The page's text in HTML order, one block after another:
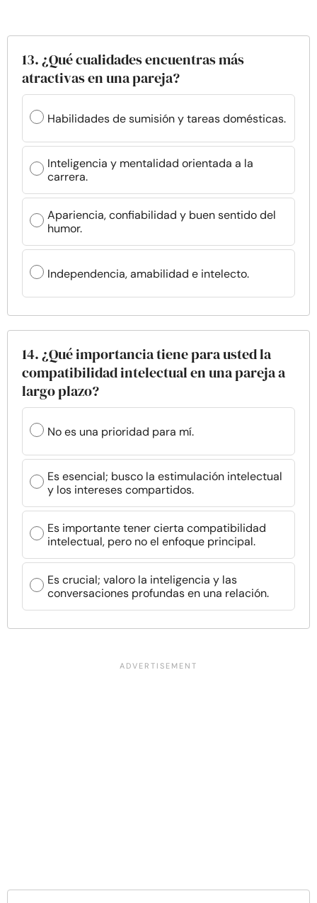
13. ¿Qué cualidades encuentras más
atractivas en una pareja?
Habilidades de sumisión y tareas domésticas.
Inteligencia y mentalidad orientada a la
carrera.
Apariencia, confiabilidad y buen sentido del
humor.
Independencia, amabilidad e intelecto.
14. ¿Qué importancia tiene para usted la
compatibilidad intelectual en una pareja a
largo plazo?
No es una prioridad para mí.
Es esencial; busco la estimulación intelectual
y los intereses compartidos.
Es importante tener cierta compatibilidad
intelectual, pero no el enfoque principal.
Es crucial; valoro la inteligencia y las
conversaciones profundas en una relación.